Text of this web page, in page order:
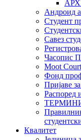
Андроид
Студент
Савез
Часопис
Moot
Фонд
Пријаве
Распоред
Квалитет